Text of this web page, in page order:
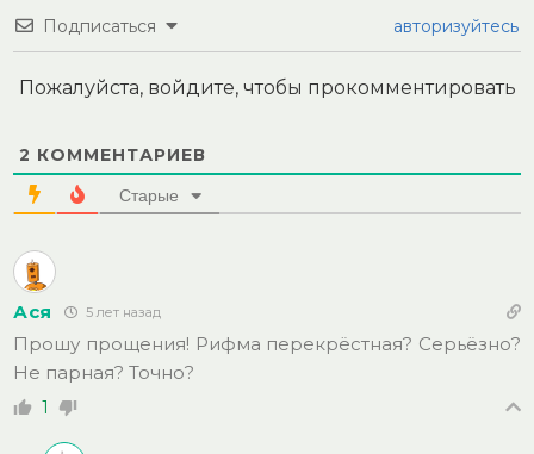
Подписаться авторизуйтесь
Пожалуйста, войдите, чтобы прокомментировать
2 КОММЕНТАРИЕВ
Старые
Ася 5 лет назад
Прошу прощения! Рифма перекрёстная? Серьёзно?
Не парная? Точно?
1